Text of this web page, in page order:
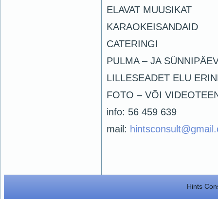
ELAVAT MUUSIKAT
KARAOKEISANDAID
CATERINGI
PULMA – JA
LILLESEADET ELU
FOTO – VÕI
info: 56 459 639
mail:
Hints